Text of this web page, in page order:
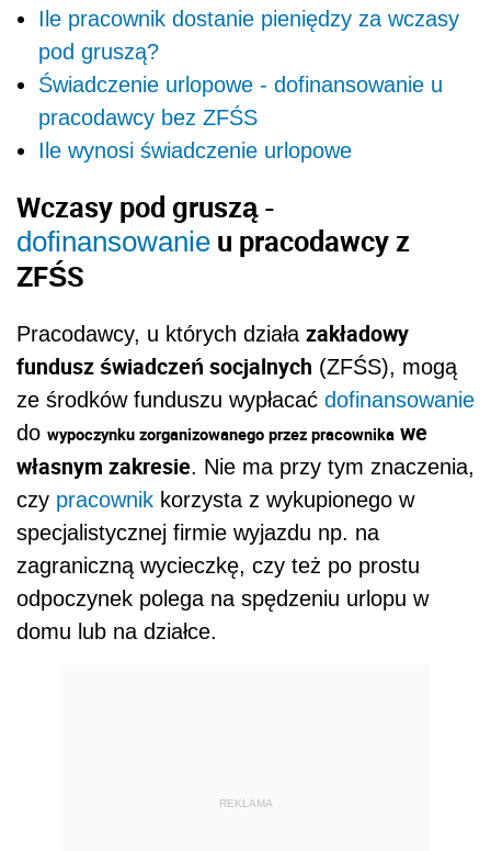
Ile pracownik dostanie pieniędzy za wczasy
pod gruszą?
Świadczenie urlopowe - dofinansowanie u
pracodawcy bez ZFŚS
Ile wynosi świadczenie urlopowe
Wczasy pod gruszą -
dofinansowanie u pracodawcy z
ZFŚS
Pracodawcy, u których działa zakładowy
fundusz świadczeń socjalnych (ZFŚS), mogą
ze środków funduszu wypłacać dofinansowanie
do wypoczynku zorganizowanego przez pracownika we
własnym zakresie. Nie ma przy tym znaczenia,
czy pracownik korzysta z wykupionego w
specjalistycznej firmie wyjazdu np. na
zagraniczną wycieczkę, czy też po prostu
odpoczynek polega na spędzeniu urlopu w
domu lub na działce.
REKLAMA